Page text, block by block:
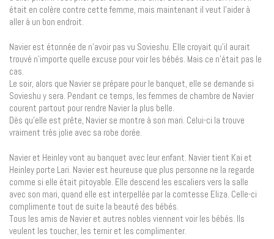
était en colère contre cette femme, mais maintenant il veut l’aider à
aller à un bon endroit.
Navier est étonnée de n’avoir pas vu Sovieshu. Elle croyait qu’il aurait
trouvé n’importe quelle excuse pour voir les bébés. Mais ce n’était pas le
cas.
Le soir, alors que Navier se prépare pour le banquet, elle se demande si
Sovieshu y sera. Pendant ce temps, les femmes de chambre de Navier
courent partout pour rendre Navier la plus belle.
Dès qu’elle est prête, Navier se montre à son mari. Celui-ci la trouve
vraiment très jolie avec sa robe dorée.
Navier et Heinley vont au banquet avec leur enfant. Navier tient Kai et
Heinley porte Lari. Navier est heureuse que plus personne ne la regarde
comme si elle était pitoyable. Elle descend les escaliers vers la salle
avec son mari, quand elle est interpellée par la comtesse Eliza. Celle-ci
complimente tout de suite la beauté des bébés.
Tous les amis de Navier et autres nobles viennent voir les bébés. Ils
veulent les toucher, les ternir et les complimenter.